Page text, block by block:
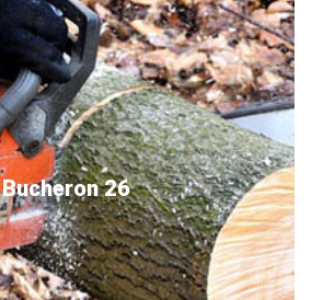
Bucheron 26